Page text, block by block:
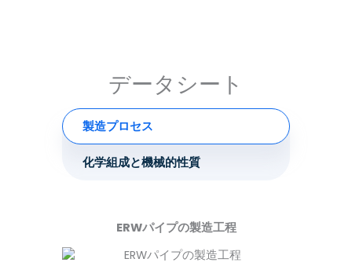
データシート
製造プロセス
化学組成と機械的性質
ERWパイプの製造工程